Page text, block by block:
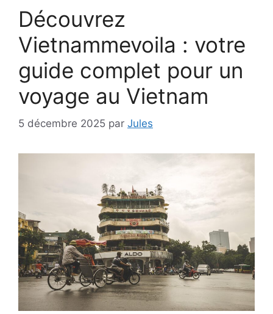
Découvrez
Vietnammevoila : votre
guide complet pour un
voyage au Vietnam
5 décembre 2025 par Jules